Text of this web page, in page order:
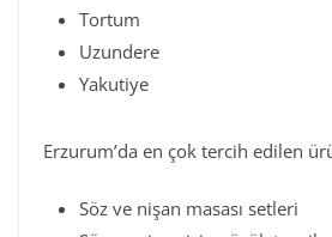
Tortum
Uzundere
Yakutiye
Erzurum’da en çok tercih edilen
Söz ve nişan masası setleri